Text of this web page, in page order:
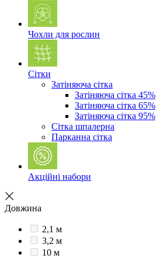
Чохли для рослин
Сітки
Затіняюча сітка
Затіняюча сітка 45%
Затіняюча сітка 65%
Затіняюча сітка 95%
Сітка шпалерна
Парканна сітка
Акційні набори
Довжина
2,1 м
3,2 м
10 м